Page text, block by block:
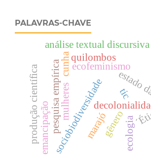
PALAVRAS-CHAVE
sociobiodiversidade
pesquisa empírica ecologia
mulheres estado
ecofeminismo
emancipação
cunha
análise textual discursiva
quilombos
gênero
tic
produção científica marajó